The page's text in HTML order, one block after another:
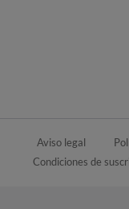
Aviso legal
Condiciones de